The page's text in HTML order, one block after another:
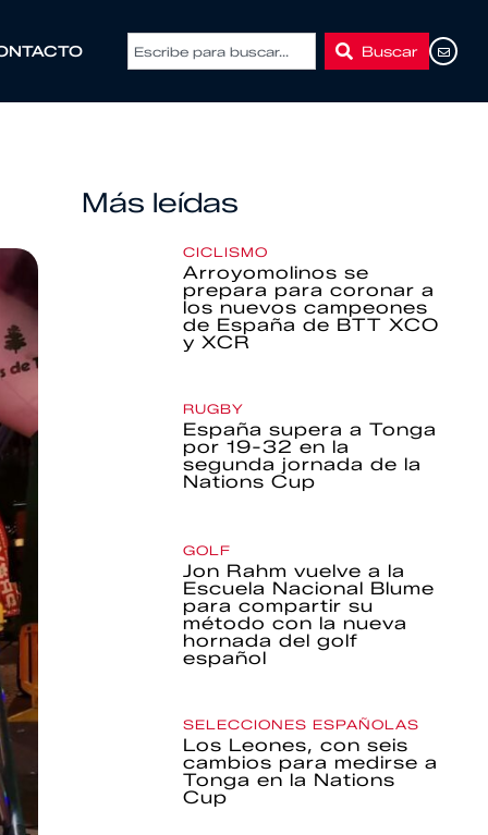
Buscar
Más leídas
CICLISMO
Arroyomolinos se
prepara para coronar a
los nuevos campeones
de España de BTT XCO
y XCR
RUGBY
España supera a Tonga
por 19-32 en la
segunda jornada de la
Nations Cup
GOLF
Jon Rahm vuelve a la
Escuela Nacional Blume
para compartir su
método con la nueva
hornada del golf
español
SELECCIONES ESPAÑOLAS
Los Leones, con seis
cambios para medirse a
Tonga en la Nations
Cup